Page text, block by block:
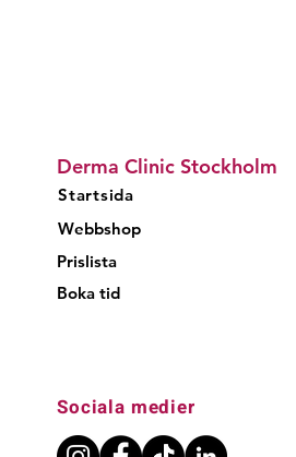
Express -
för kontinuerlig
Derma Clinic Stockholm
Startsida
Webbshop
Prislista
Boka tid
Sociala medier